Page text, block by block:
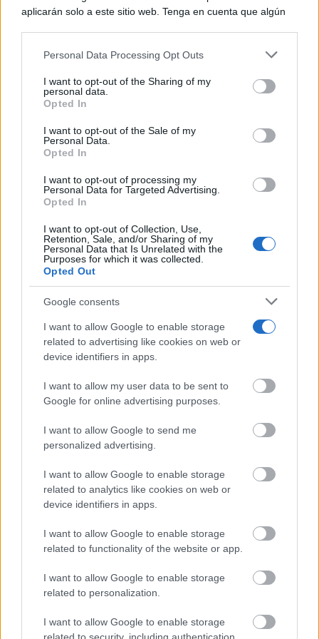
aplicarán solo a este sitio web. Tenga en cuenta que algún
rechazar tal procesamiento. Puede cambiar sus preferencias
a este sitio y haciendo clic en el botón "Privacidad" en la
parte inferior de la página web.
Please note that this website/app uses one or more Google
services and may gather and store information including but
not limited to your visit or usage behaviour. You may click to
use your data for below specified purposes in below Google
consent section.
Personal Data Processing Opt Outs
I want to opt-out of the Sharing of my
personal data.
Opted In
I want to opt-out of the Sale of my
Personal Data.
Opted In
I want to opt-out of processing my
Personal Data for Targeted Advertising.
Opted In
I want to opt-out of Collection, Use,
Retention, Sale, and/or Sharing of my
Personal Data that Is Unrelated with the
Purposes for which it was collected.
Opted Out
Google consents
I want to allow Google to enable storage
related to advertising like cookies on web or
device identifiers in apps.
I want to allow my user data to be sent to
Google for online advertising purposes.
I want to allow Google to send me
personalized advertising.
I want to allow Google to enable storage
related to analytics like cookies on web or
device identifiers in apps.
I want to allow Google to enable storage
related to functionality of the website or app.
I want to allow Google to enable storage
related to personalization.
I want to allow Google to enable storage
Feliz mes de abril y feliz vida.
N.B.: Mi libro podéis pedirlo en:
* LIBROS.CC:https://libros.cc/OFELIA-Diarios-y-
Cartas-Transoceanicas.htm?isbn=9788409340460
* POPULAR LIBROS:
https://www.popularlibros.com/libro/ofelia_1109262
* AMAZON KINDLE:
https://www.amazon.es/OFELIA…/dp/B09LNTWX
GG/ref=sr_1_20
(*) Luis Ángel Aguilar Montero es el autor de LA
TERCA UTOPÍAhttps://latercautopia.com/
Por @luigiaguilar*
https://twitter.com/luigiaguilar
TE RECOMENDAMOS